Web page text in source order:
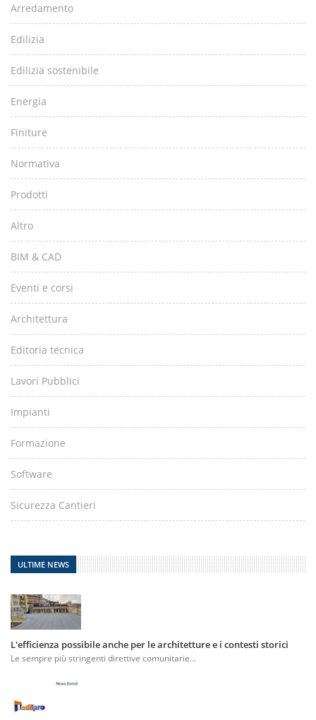
Arredamento
Edilizia
Edilizia sostenibile
Energia
Finiture
Normativa
Prodotti
Altro
BIM & CAD
Eventi e corsi
Architettura
Editoria tecnica
Lavori Pubblici
Impianti
Formazione
Software
Sicurezza Cantieri
ULTIME NEWS
L'efficienza possibile anche per le architetture e i contesti storici
Le sempre più stringenti direttive comunitarie...